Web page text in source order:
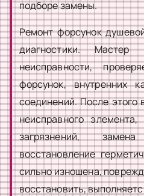
подборе замены.
Ремонт форсунок
диагностики. Мастер
неисправности,
форсунок, внутренних
соединений. После этого
неисправного
загрязнений,
восстановление
сильно изношена,
восстановить,